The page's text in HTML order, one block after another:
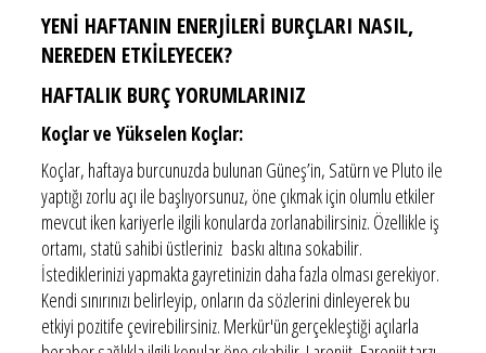
YENİ HAFTANIN ENERJİLERİ BURÇLARI NASIL,
NEREDEN ETKİLEYECEK?
HAFTALIK BURÇ YORUMLARINIZ
Koçlar ve Yükselen Koçlar:
Koçlar, haftaya burcunuzda bulunan Güneş’in, Satürn ve Pluto ile
yaptığı zorlu açı ile başlıyorsunuz, öne çıkmak için olumlu etkiler
mevcut iken kariyerle ilgili konularda zorlanabilirsiniz. Özellikle iş
ortamı, statü sahibi üstleriniz baskı altına sokabilir.
İstediklerinizi yapmakta gayretinizin daha fazla olması gerekiyor.
Kendi sınırınızı belirleyip, onların da sözlerini dinleyerek bu
etkiyi pozitife çevirebilirsiniz. Merkür'ün gerçekleştiği açılarla